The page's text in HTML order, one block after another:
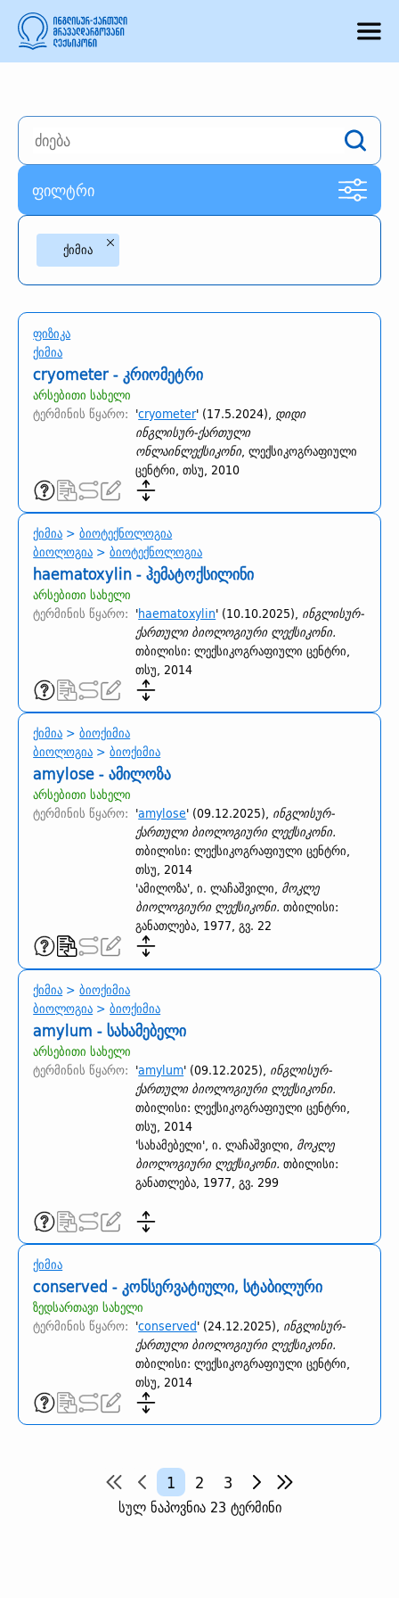
ფილტრი
ქიმია
ფიზიკა
ქიმია
cryometer - კრიომეტრი
არსებითი სახელი
ტერმინის წყარო: 'cryometer' (17.5.2024), დიდი
ინგლისურ-ქართული
ონლაინლექსიკონი, ლექსიკოგრაფიული
ცენტრი, თსუ, 2010
ქიმია >ბიოტექნოლოგია
ბიოლოგია >ბიოტექნოლოგია
haematoxylin - ჰემატოქსილინი
არსებითი სახელი
ტერმინის წყარო: 'haematoxylin' (10.10.2025), ინგლისურ-
ქართული ბიოლოგიური ლექსიკონი.
თბილისი: ლექსიკოგრაფიული ცენტრი,
თსუ, 2014
ქიმია >ბიოქიმია
ბიოლოგია >ბიოქიმია
amylose - ამილოზა
არსებითი სახელი
ტერმინის წყარო: 'amylose' (09.12.2025), ინგლისურ-
ქართული ბიოლოგიური ლექსიკონი.
თბილისი: ლექსიკოგრაფიული ცენტრი,
თსუ, 2014
'ამილოზა', ი. ლაჩაშვილი, მოკლე
ბიოლოგიური ლექსიკონი.თბილისი:
განათლება, 1977, გვ. 22
ქიმია >ბიოქიმია
ბიოლოგია >ბიოქიმია
amylum - სახამებელი
არსებითი სახელი
ტერმინის წყარო: 'amylum' (09.12.2025), ინგლისურ-
ქართული ბიოლოგიური ლექსიკონი.
თბილისი: ლექსიკოგრაფიული ცენტრი,
თსუ, 2014
'სახამებელი', ი. ლაჩაშვილი, მოკლე
ბიოლოგიური ლექსიკონი.თბილისი:
განათლება, 1977, გვ. 299
ქიმია
conserved - კონსერვატიული, სტაბილური
ზედსართავი სახელი
ტერმინის წყარო: 'conserved' (24.12.2025), ინგლისურ-
ქართული ბიოლოგიური ლექსიკონი.
თბილისი: ლექსიკოგრაფიული ცენტრი,
თსუ, 2014
1 2 3
სულ ნაპოვნია 23 ტერმინი